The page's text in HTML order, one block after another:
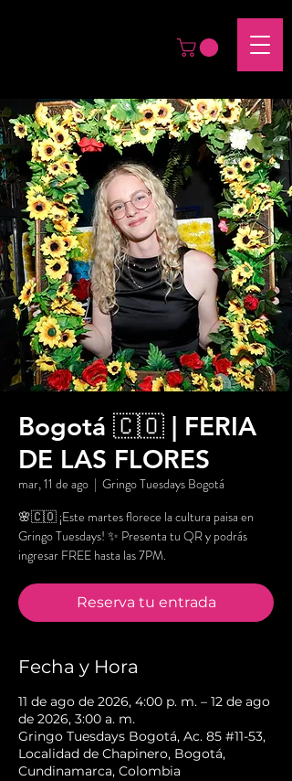
Bogotá 🇨🇴 | FERIA
DE LAS FLORES
mar, 11 de ago
  |
Gringo Tuesdays Bogotá
🌸🇨🇴 ¡Este martes florece la cultura paisa en
Gringo Tuesdays! ✨ Presenta tu QR y podrás
ingresar FREE hasta las 7PM.
Reserva tu entrada
Fecha y Hora
11 de ago de 2026, 4:00 p. m. – 12 de ago
de 2026, 3:00 a. m.
Gringo Tuesdays Bogotá, Ac. 85 #11-53,
Localidad de Chapinero, Bogotá,
Cundinamarca, Colombia